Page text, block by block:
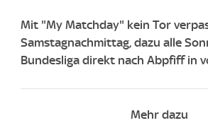
Mit "My Matchday" kein Tor
Samstagnachmittag, dazu alle
Bundesliga direkt nach Abpfiff in
Mehr dazu